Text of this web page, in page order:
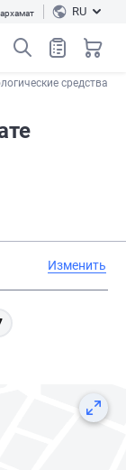
RU
средства
Изменить